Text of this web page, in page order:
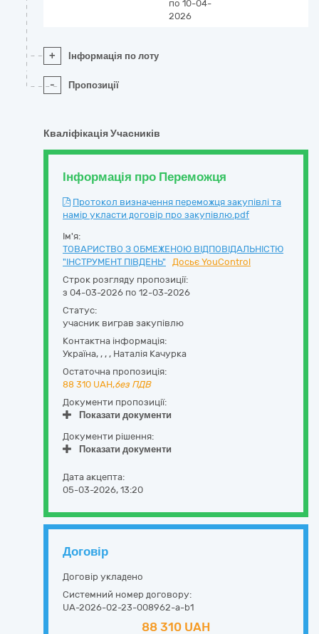
по 10-04-
2026
+ Інформація по лоту
- Пропозиції
Кваліфікація Учасників
Інформація про Переможця
Протокол визначення переможця закупівлі та
намір укласти договір про закупівлю.pdf
Ім'я:
ТОВАРИСТВО З ОБМЕЖЕНОЮ ВІДПОВІДАЛЬНІСТЮ
"ІНСТРУМЕНТ ПІВДЕНЬ"
Досьє YouControl
Строк розгляду пропозиції:
з 04-03-2026 по 12-03-2026
Статус:
учасник виграв закупівлю
Контактна інформація:
Україна, , , , Наталія Качурка
Остаточна пропозиція:
88 310 UAH,без ПДВ
Документи пропозиції:
Показати документи
Документи рішення:
Показати документи
Дата акцепта:
05-03-2026, 13:20
Договір
Договір укладено
Системний номер договору:
UA-2026-02-23-008962-a-b1
88 310 UAH